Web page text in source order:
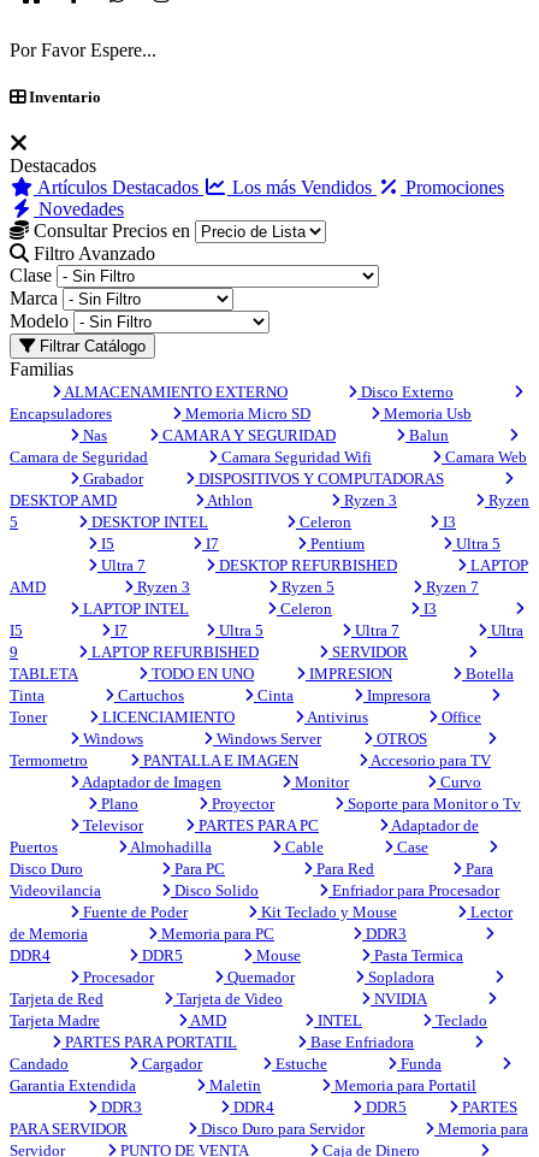
Por Favor Espere...
Inventario
Destacados
Artículos Destacados
Los más Vendidos
Promociones
Novedades
Consultar Precios en
Filtro Avanzado
Clase
Marca
Modelo
Filtrar Catálogo
Familias
ALMACENAMIENTO EXTERNO
Disco Externo
Encapsuladores
Memoria Micro SD
Memoria Usb
Nas
CAMARA Y SEGURIDAD
Balun
Camara de Seguridad
Camara Seguridad Wifi
Camara Web
Grabador
DISPOSITIVOS Y COMPUTADORAS
DESKTOP AMD
Athlon Ryzen 3
Ryzen
5
DESKTOP INTEL Celeron
I3
I5
I7 Pentium
Ultra 5
Ultra 7
DESKTOP REFURBISHED
LAPTOP
AMD
Ryzen 3 Ryzen 5
Ryzen 7
LAPTOP INTEL
Celeron
I3
I5
I7 Ultra 5 Ultra 7
Ultra
9
LAPTOP REFURBISHED
SERVIDOR
TABLETA
TODO EN UNO IMPRESION
Botella
Tinta
Cartuchos Cinta
Impresora
Toner
LICENCIAMIENTO Antivirus
Office
Windows
Windows Server
OTROS
Termometro
PANTALLA E IMAGEN
Accesorio para TV
Adaptador de Imagen
Monitor
Curvo
Plano
Proyector
Soporte para Monitor o Tv
Televisor
PARTES PARA PC
Adaptador de
Puertos
Almohadilla Cable
Case
Disco Duro
Para PC Para Red
Para
Videovilancia
Disco Solido
Enfriador para Procesador
Fuente de Poder
Kit Teclado y Mouse
Lector
de Memoria
Memoria para PC
DDR3
DDR4
DDR5 Mouse
Pasta Termica
Procesador
Quemador
Sopladora
Tarjeta de Red
Tarjeta de Video
NVIDIA
Tarjeta Madre
AMD INTEL
Teclado
PARTES PARA PORTATIL
Base Enfriadora
Candado
Cargador Estuche
Funda
Garantia Extendida
Maletin
Memoria para Portatil
DDR3
DDR4 DDR5
PARTES
PARA SERVIDOR
Disco Duro para Servidor
Memoria para
Servidor
PUNTO DE VENTA Caja de Dinero